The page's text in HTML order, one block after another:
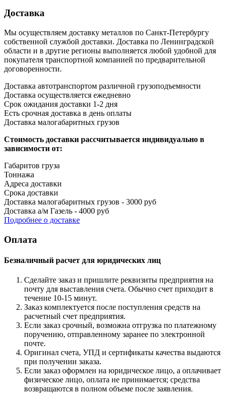
Доставка
Мы осуществляем доставку металлов по Санкт-Петербургу
собственной службой доставки. Доставка по Ленинградской
области и в другие регионы выполняется любой удобной для
покупателя транспортной компанией по предварительной
договоренности.
Доставка автотранспортом различной грузоподъемности
Доставка осуществляется ежедневно
Срок ожидания доставки 1-2 дня
Есть срочная доставка в день оплаты
Доставка малогабаритных грузов
Стоимость доставки рассчитывается индивидуально в
зависимости от:
Габаритов груза
Тоннажа
Адреса доставки
Срока доставки
Доставка малогабаритных грузов - 3000 руб
Доставка а/м Газель - 4000 руб
Подробнее о доставке
Оплата
Безналичный расчет для юридических лиц
Сделайте заказ и пришлите реквизиты предприятия на
почту для выставления счета. Обычно счет приходит в
течение 10-15 минут.
Заказ комплектуется после поступления средств на
расчетный счет предприятия.
Если заказ срочный, возможна отгрузка по платежному
поручению, отправленному заранее по электронной
почте.
Оригинал счета, УПД и сертификаты качества выдаются
при получении заказа.
Если заказ оформлен на юридическое лицо, а оплачивает
физическое лицо, оплата не принимается; средства
возвращаются в полном объеме после заявления.